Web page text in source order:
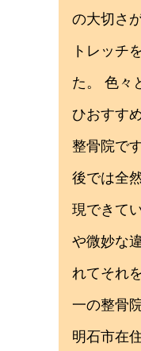
の大切さ
トレッチ
た。 色々
ひおすす
整骨院で
後では全
現できて
や微妙な
れてそれ
一の整骨
明石市